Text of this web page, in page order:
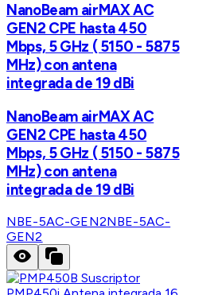
NanoBeam airMAX AC
GEN2 CPE hasta 450
Mbps, 5 GHz ( 5150 - 5875
MHz) con antena
integrada de 19 dBi
NanoBeam airMAX AC
GEN2 CPE hasta 450
Mbps, 5 GHz ( 5150 - 5875
MHz) con antena
integrada de 19 dBi
NBE-5AC-GEN2NBE-5AC-
GEN2